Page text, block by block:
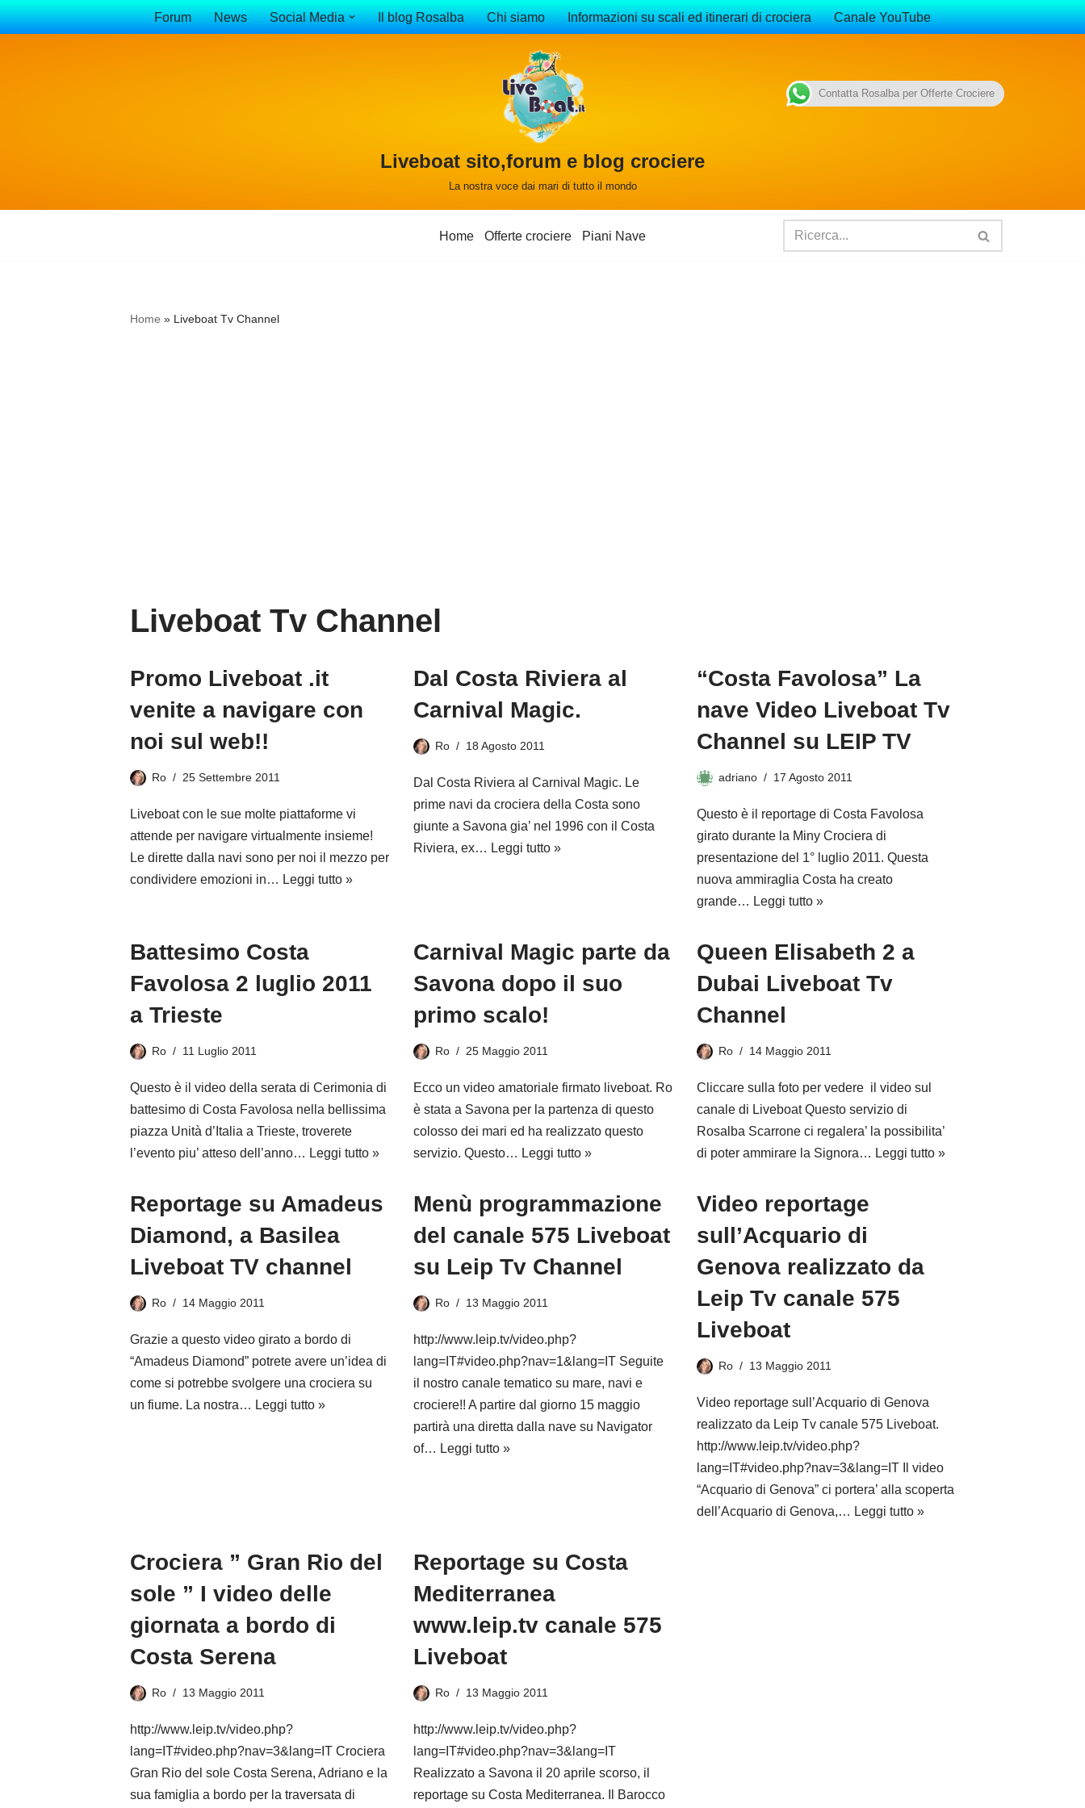
Forum News Social Media Il blog Rosalba Chi siamo Informazioni su scali ed itinerari di crociera Canale YouTube
Liveboat sito,forum e blog crociere
La nostra voce dai mari di tutto il mondo
Home Offerte crociere Piani Nave
Home » Liveboat Tv Channel
Liveboat Tv Channel
Promo Liveboat .it
venite a navigare con
noi sul web!!
Ro 25 Settembre 2011
Liveboat con le sue molte piattaforme vi
attende per navigare virtualmente insieme!
Le dirette dalla navi sono per noi il mezzo per
condividere emozioni in… Leggi tutto »
Dal Costa Riviera al
Carnival Magic.
Ro 18 Agosto 2011
Dal Costa Riviera al Carnival Magic. Le
prime navi da crociera della Costa sono
giunte a Savona gia’ nel 1996 con il Costa
Riviera, ex… Leggi tutto »
“Costa Favolosa” La
nave Video Liveboat Tv
Channel su LEIP TV
adriano 17 Agosto 2011
Questo è il reportage di Costa Favolosa
girato durante la Miny Crociera di
presentazione del 1° luglio 2011. Questa
nuova ammiraglia Costa ha creato
grande… Leggi tutto »
Battesimo Costa
Favolosa 2 luglio 2011
a Trieste
Ro 11 Luglio 2011
Questo è il video della serata di Cerimonia di
battesimo di Costa Favolosa nella bellissima
piazza Unità d’Italia a Trieste, troverete
l’evento piu’ atteso dell’anno… Leggi tutto »
Carnival Magic parte da
Savona dopo il suo
primo scalo!
Ro 25 Maggio 2011
Ecco un video amatoriale firmato liveboat. Ro
è stata a Savona per la partenza di questo
colosso dei mari ed ha realizzato questo
servizio. Questo… Leggi tutto »
Queen Elisabeth 2 a
Dubai Liveboat Tv
Channel
Ro 14 Maggio 2011
Cliccare sulla foto per vedere il video sul
canale di Liveboat Questo servizio di
Rosalba Scarrone ci regalera’ la possibilita’
di poter ammirare la Signora… Leggi tutto »
Reportage su Amadeus
Diamond, a Basilea
Liveboat TV channel
Ro 14 Maggio 2011
Grazie a questo video girato a bordo di
“Amadeus Diamond” potrete avere un’idea di
come si potrebbe svolgere una crociera su
un fiume. La nostra… Leggi tutto »
Menù programmazione
del canale 575 Liveboat
su Leip Tv Channel
Ro 13 Maggio 2011
http://www.leip.tv/video.php?
lang=IT#video.php?nav=1&lang=IT Seguite
il nostro canale tematico su mare, navi e
crociere!! A partire dal giorno 15 maggio
partirà una diretta dalla nave su Navigator
of… Leggi tutto »
Video reportage
sull’Acquario di
Genova realizzato da
Leip Tv canale 575
Liveboat
Ro 13 Maggio 2011
Video reportage sull’Acquario di Genova
realizzato da Leip Tv canale 575 Liveboat.
http://www.leip.tv/video.php?
lang=IT#video.php?nav=3&lang=IT Il video
“Acquario di Genova” ci portera’ alla scoperta
dell’Acquario di Genova,… Leggi tutto »
Crociera ” Gran Rio del
sole ” I video delle
giornata a bordo di
Costa Serena
Ro 13 Maggio 2011
http://www.leip.tv/video.php?
lang=IT#video.php?nav=3&lang=IT Crociera
Gran Rio del sole Costa Serena, Adriano e la
sua famiglia a bordo per la traversata di
Reportage su Costa
Mediterranea
www.leip.tv canale 575
Liveboat
Ro 13 Maggio 2011
http://www.leip.tv/video.php?
lang=IT#video.php?nav=3&lang=IT
Realizzato a Savona il 20 aprile scorso, il
reportage su Costa Mediterranea. Il Barocco
Contatta Rosalba per Offerte Crociere